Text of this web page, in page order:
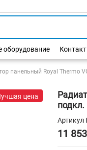
оборудование
панельный Royal Thermo
цена
подкл.
Артикул
11